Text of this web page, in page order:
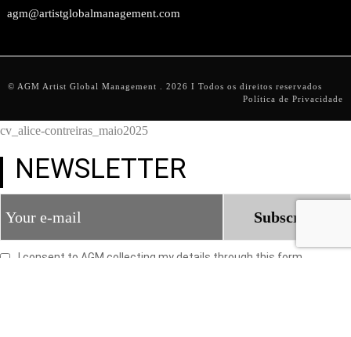
agm@artistglobalmanagement.com
© AGM Artist Global Management . 2026 I Todos os direitos reservados
Política de Privacidade
cv_alice-contreiras_maio2025
NEWSLETTER
Subscribe
I consent to AGM collecting my details through this form.